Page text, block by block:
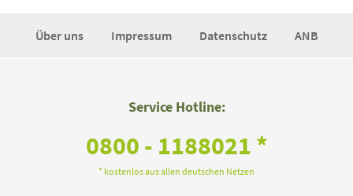
Über uns Impressum Datenschutz ANB
Service Hotline:
0800 - 1188021 *
* kostenlos aus allen deutschen Netzen